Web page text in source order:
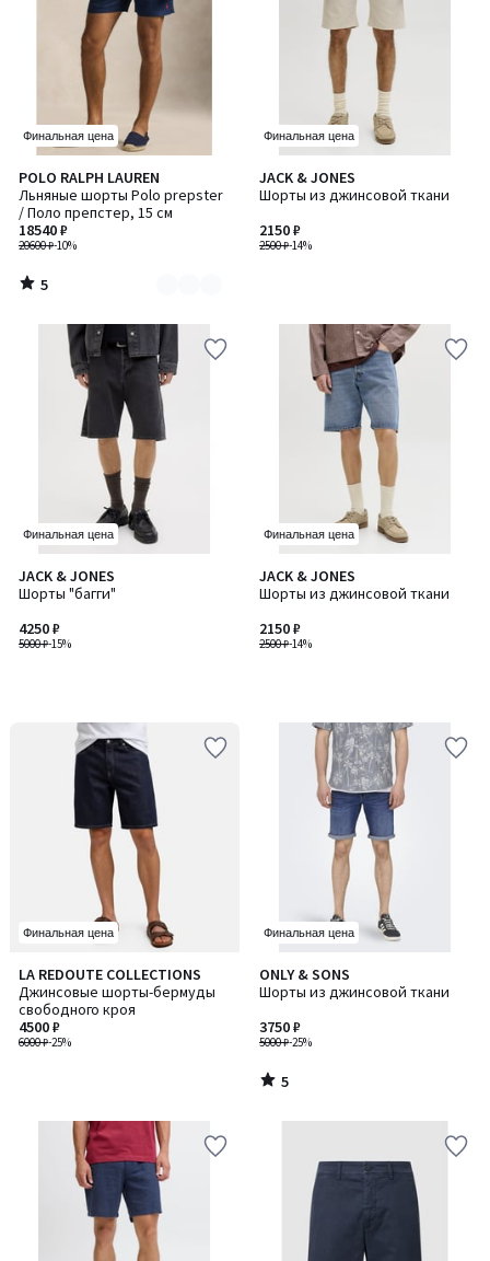
Финальная цена
POLO RALPH LAUREN
Льняные шорты Polo prepster
/ Поло препстер, 15 см
20600 ₽-10%
18540 ₽
5
/
5
Количество
цветов:
2
5
/
Финальная цена
JACK & JONES
Шорты из джинсовой ткани
2500 ₽-14%
2150 ₽
Финальная цена
JACK & JONES
Шорты "багги"
5000 ₽-15%
4250 ₽
Финальная цена
JACK & JONES
Шорты из джинсовой ткани
2500 ₽-14%
2150 ₽
Финальная цена
LA REDOUTE COLLECTIONS
Джинсовые шорты-бермуды
свободного кроя
6000 ₽-25%
4500 ₽
Финальная цена
ONLY & SONS
Шорты из джинсовой ткани
5000 ₽-25%
3750 ₽
5
/
5
/